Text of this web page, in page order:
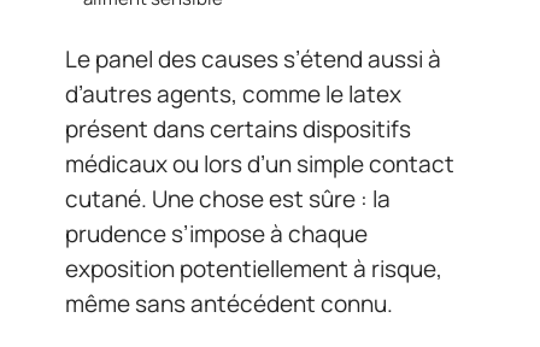
Le panel des causes s’étend aussi à
d’autres agents, comme le latex
présent dans certains dispositifs
médicaux ou lors d’un simple contact
cutané. Une chose est sûre : la
prudence s’impose à chaque
exposition potentiellement à risque,
même sans antécédent connu.